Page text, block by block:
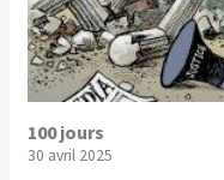
100 jours
30 avril 2025